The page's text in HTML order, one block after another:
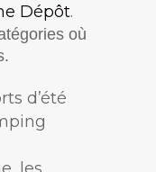
Dépôt.
où
d’été